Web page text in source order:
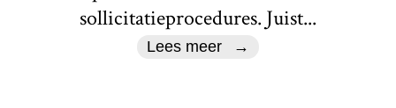
sollicitatieprocedures. Juist...
Lees meer